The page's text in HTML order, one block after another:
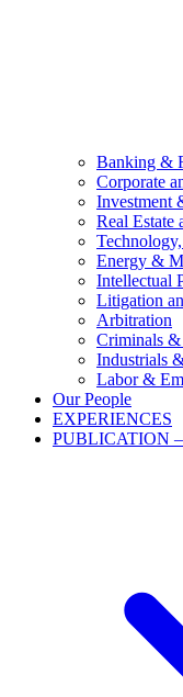
Banking &
Corporate
Investment
Real Estate
Energy &
Intellectual
Litigation
Arbitration
Criminals
Industrials
Labor &
Our People
EXPERIENCES
PUBLICATION